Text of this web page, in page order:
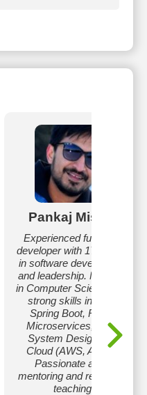
Pankaj Mishra
Experienced full-stack
developer with 17+ years
in software development
and leadership. Master’s
in Computer Science with
strong skills in Java,
Spring Boot, React,
Microservices, DSA,
System Design, and
Cloud (AWS, Azure).
Passionate about
mentoring and real-world
teaching.